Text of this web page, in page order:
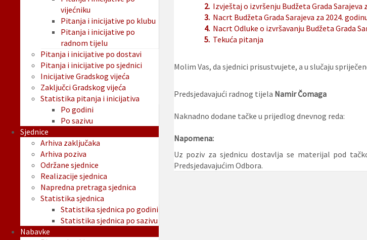
2. Izvještaj o izvršenju Budžeta Grada Sarajeva
3. Nacrt Budžeta Grada Sarajeva za 2024.
4. Nacrt Odluke o izvršavanju Budžeta Grada
5. Tekuća pitanja
Molim Vas, da sjednici prisustvujete, a u slučaju
Predsjedavajući radnog tijela Namir Čomaga
Naknadno dodane tačke u prijedlog dnevnog reda:
Napomena:
Uz poziv za sjednicu dostavlja se materijal pod
Predsjedavajućim Odbora.
vijećniku
Pitanja i inicijative po klubu
Pitanja i inicijative po
radnom tijelu
Pitanja i inicijative po dostavi
Pitanja i inicijative po sjednici
Inicijative Gradskog vijeća
Zaključci Gradskog vijeća
Statistika pitanja i inicijativa
Po godini
Po sazivu
Sjednice
Arhiva zaključaka
Arhiva poziva
Održane sjednice
Realizacije sjednica
Napredna pretraga sjednica
Statistika sjednica
Statistika sjednica po godini
Statistika sjednica po sazivu
Nabavke